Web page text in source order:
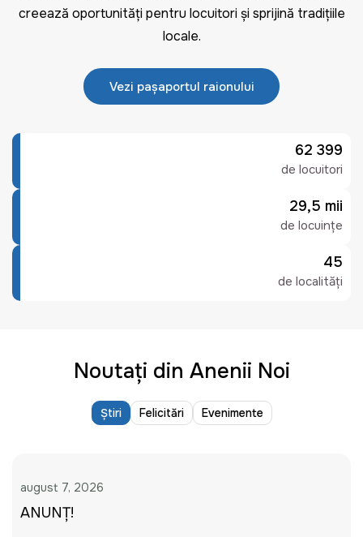
creează oportunități pentru locuitori și sprijină tradițiile
locale.
Vezi pașaportul raionului
62 399
de locuitori
29,5 mii
de locuințe
45
de localități
Noutați din Anenii Noi
Știri Felicitări Evenimente
august 7, 2026
ANUNȚ!